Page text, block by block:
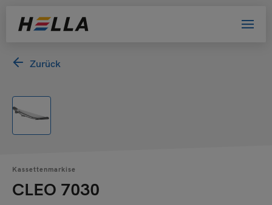
Zurück
Kassettenmarkise
CLEO 7030
Willkommen bei HELLA!
Bitte wählen Sie Ihre Kundengruppe
Architekt oder Planer